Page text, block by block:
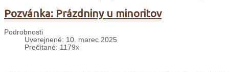
Pozvánka: Prázdniny u minoritov
Podrobnosti
Uverejnené: 10. marec 2025
Prečítané: 1179x